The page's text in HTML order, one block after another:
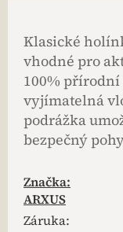
Klasické
vhodné pro
100% přírodní
vyjímatelná
podrážka
bezpečný
Značka:
ARXUS
Záruka: